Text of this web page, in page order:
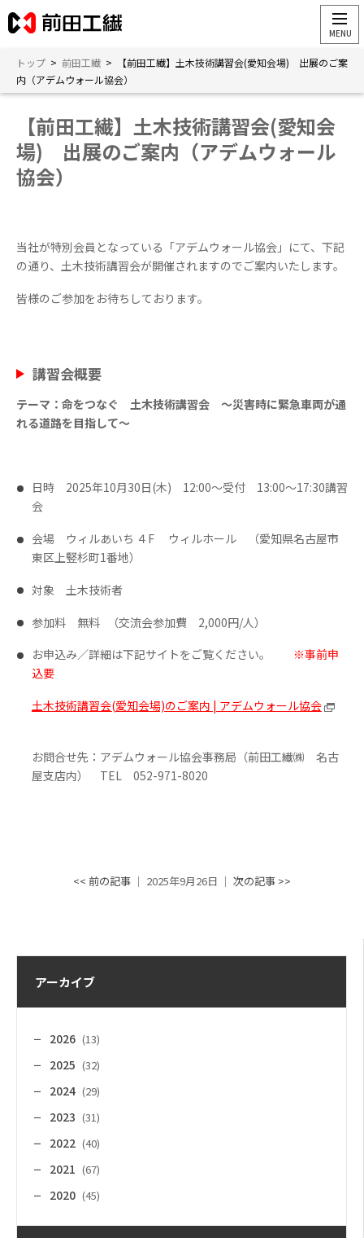
トップ > 前田工繊 >
【前田工繊】土木技術講習会(愛知会場) 出展のご案
内（アデムウォール協会）
アーカイブ
2026 (13)
2025 (32)
2024 (29)
2023 (31)
2022 (40)
2021 (67)
2020 (45)
【前田工繊】土木技術講習会(愛知会
場) 出展のご案内（アデムウォール
協会）
当社が特別会員となっている「アデムウォール協会」にて、下記
の通り、土木技術講習会が開催されますのでご案内いたします。
皆様のご参加をお待ちしております。
講習会概要
テーマ：命をつなぐ 土木技術講習会 ～災害時に緊急車両が通
れる道路を目指して～
日時 2025年10月30日(木) 12:00～受付 13:00～17:30講習
会
会場 ウィルあいち ４F ウィルホール （愛知県名古屋市
東区上竪杉町1番地）
対象 土木技術者
参加料 無料
（交流会参加費 2,000円/人）
お申込み／詳細は下記サイトをご覧ください。
※事前申
込要
土木技術講習会(愛知会場)のご案内 | アデムウォール協会
お問合せ先：アデムウォール協会事務局（前田工繊㈱ 名古
屋支店内） TEL 052-971-8020
<< 前の記事 │ 2025年9月26日 │ 次の記事 >>